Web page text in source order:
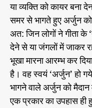
या व्यक्ति को कायर बना
समर से भागते हुए अर्जुन
अत: जिन लोगों ने गीता के
देने से या जंगलों में जाकर
भूखा मारना आरम्भ कर
है। वह स्वयं ‘अर्जुन’ हो
भागने वाले अर्जुन को
एक प्रकार का उपहास